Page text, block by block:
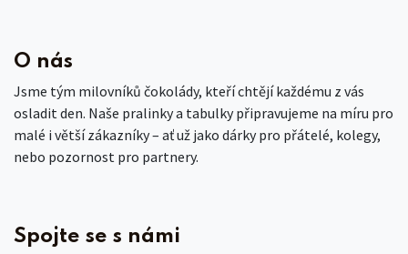
O nás
Jsme tým milovníků čokolády, kteří chtějí každému z vás
osladit den. Naše pralinky a tabulky připravujeme na míru pro
malé i větší zákazníky – ať už jako dárky pro přátelé, kolegy,
nebo pozornost pro partnery.
Spojte se s námi